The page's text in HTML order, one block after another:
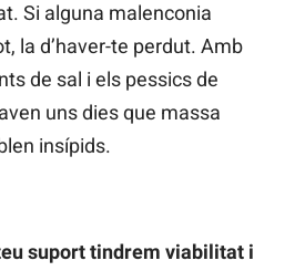
Si alguna malenconia
la d’haver-te perdut. Amb
de sal i els pessics de
uns dies que massa
insípids.
suport tindrem viabilitat i